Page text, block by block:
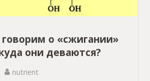
о «сжигании»
они деваются?
nutrient